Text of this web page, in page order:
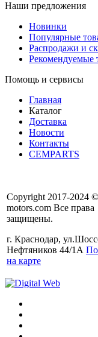
Наши предложения
Новинки
Популярные
Распродажи и
Рекомендуемые
Помощь и сервисы
Главная
Каталог
Доставка
Новости
Контакты
CEMPARTS
Copyright 2017-2024
motors.com Все права
защищены.
г. Краснодар,
Нефтяников 44/1А
на карте